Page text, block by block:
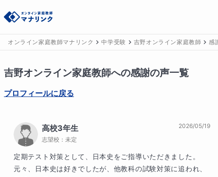
オンライン家庭教師マナリンク 中学受験 吉野オンライン家庭教師 感
吉野オンライン家庭教師への感謝の声一覧
プロフィールに戻る
高校3年生
志望校： 未定
2026/05/19
定期テスト対策として、日本史をご指導いただきました。
元々、日本史は好きでしたが、他教科の試験対策に追われ、